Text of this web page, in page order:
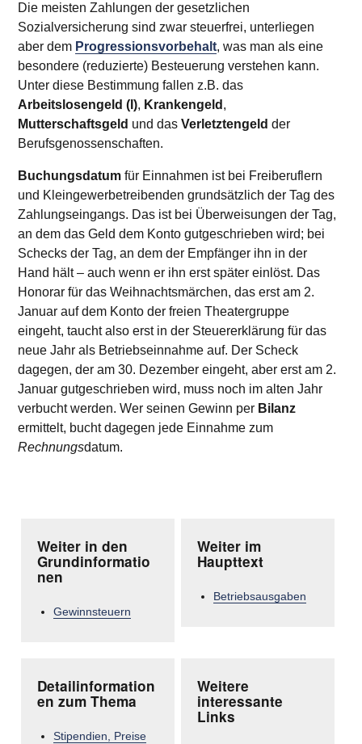
Die meisten Zahlungen der gesetzlichen
Sozialversicherung sind zwar steuerfrei, unterliegen
aber dem Progressionsvorbehalt, was man als eine
besondere (reduzierte) Besteuerung verstehen kann.
Unter diese Bestimmung fallen z.B. das
Arbeitslosengeld (I), Krankengeld ,
Mutterschaftsgeld und dasVerletztengeld der
Berufsgenossenschaften.
Buchungsdatum für Einnahmen ist bei Freiberuflern
und Kleingewerbetreibenden grundsätzlich der Tag des
Zahlungseingangs. Das ist bei Überweisungen der Tag,
an dem das Geld dem Konto gutgeschrieben wird; bei
Schecks der Tag, an dem der Empfänger ihn in der
Hand hält – auch wenn er ihn erst später einlöst. Das
Honorar für das Weihnachtsmärchen, das erst am 2.
Januar auf dem Konto der freien Theatergruppe
eingeht, taucht also erst in der Steuererklärung für das
neue Jahr als Betriebseinnahme auf. Der Scheck
dagegen, der am 30. Dezember eingeht, aber erst am 2.
Januar gutgeschrieben wird, muss noch im alten Jahr
verbucht werden. Wer seinen Gewinn per Bilanz
ermittelt, bucht dagegen jede Einnahme zum
Rechnungsdatum.
Weiter in den
Grundinformatio
nen
Gewinnsteuern
Weiter im
Haupttext
Betriebsausgaben
Detailinformation
en zum Thema
Stipendien, Preise
Weitere
interessante
Links